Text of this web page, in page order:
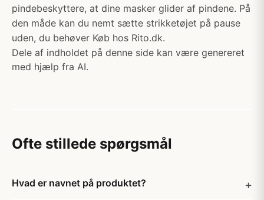
pindebeskyttere, at dine masker glider af pindene. På
den måde kan du nemt sætte strikketøjet på pause
uden, du behøver Køb hos Rito.dk.
Dele af indholdet på denne side kan være genereret
med hjælp fra AI.
Ofte stillede spørgsmål
Hvad er navnet på produktet?